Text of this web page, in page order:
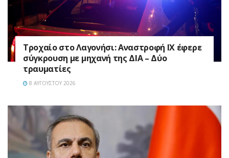
Τροχαίο στο Λαγονήσι: Αναστροφή ΙΧ έφερε
σύγκρουση με μηχανή της ΔΙΑ – Δύο
τραυματίες
8 ΑΥΓΟΎΣΤΟΥ 2026